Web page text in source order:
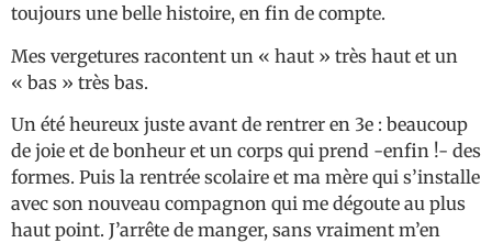
toujours une belle histoire, en fin de compte.
Mes vergetures racontent un « haut » très haut et un
« bas » très bas.
Un été heureux juste avant de rentrer en 3e : beaucoup
de joie et de bonheur et un corps qui prend -enfin !- des
formes. Puis la rentrée scolaire et ma mère qui s’installe
avec son nouveau compagnon qui me dégoute au plus
haut point. J’arrête de manger, sans vraiment m’en